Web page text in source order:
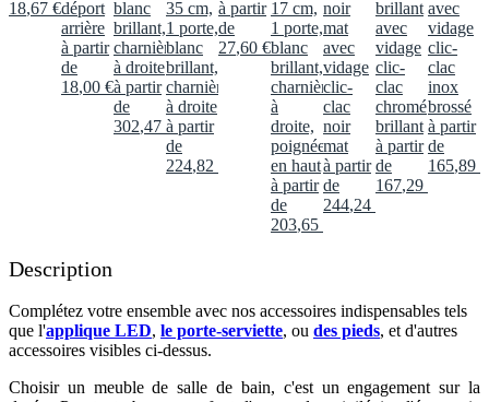
18,67 €déport
arrière
à partir
de
18,00 €
blanc
brillant,
charnières
à droite
à partir
de
302,47 €
35 cm,
1 porte,
blanc
brillant,
charnières
à droite
à partir
de
224,82
à partir
de
27,60 €
17 cm,
1 porte,
blanc
brillant,
charnières
à
droite,
poignée
en haut
à partir
de
203,65
noir
mat
avec
vidage
clic-
clac
noir
mat
à partir
de
244,24
brillant
avec
vidage
clic-
clac
chromé
brillant
à partir
de
167,29
avec
vidage
clic-
clac
inox
brossé
à partir
de
165,89
Description
Complétez votre ensemble avec nos accessoires indispensables tels
que l'applique LED, le porte-serviette, ou des pieds, et d'autres
accessoires visibles ci-dessus.​
Choisir un meuble de salle de bain, c'est un engagement sur la